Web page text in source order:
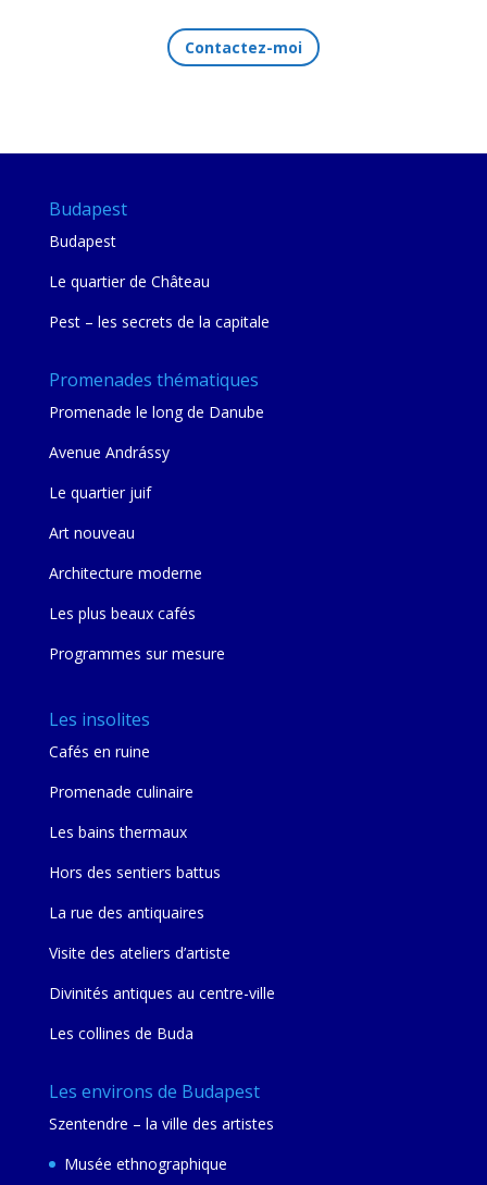
Contactez-moi
Budapest
Budapest
Le quartier de Château
Pest – les secrets de la capitale
Promenades thématiques
Promenade le long de Danube
Avenue Andrássy
Le quartier juif
Art nouveau
Architecture moderne
Les plus beaux cafés
Programmes sur mesure
Les insolites
Cafés en ruine
Promenade culinaire
Les bains thermaux
Hors des sentiers battus
La rue des antiquaires
Visite des ateliers d’artiste
Divinités antiques au centre-ville
Les collines de Buda
Les environs de Budapest
Szentendre – la ville des artistes
Musée ethnographique